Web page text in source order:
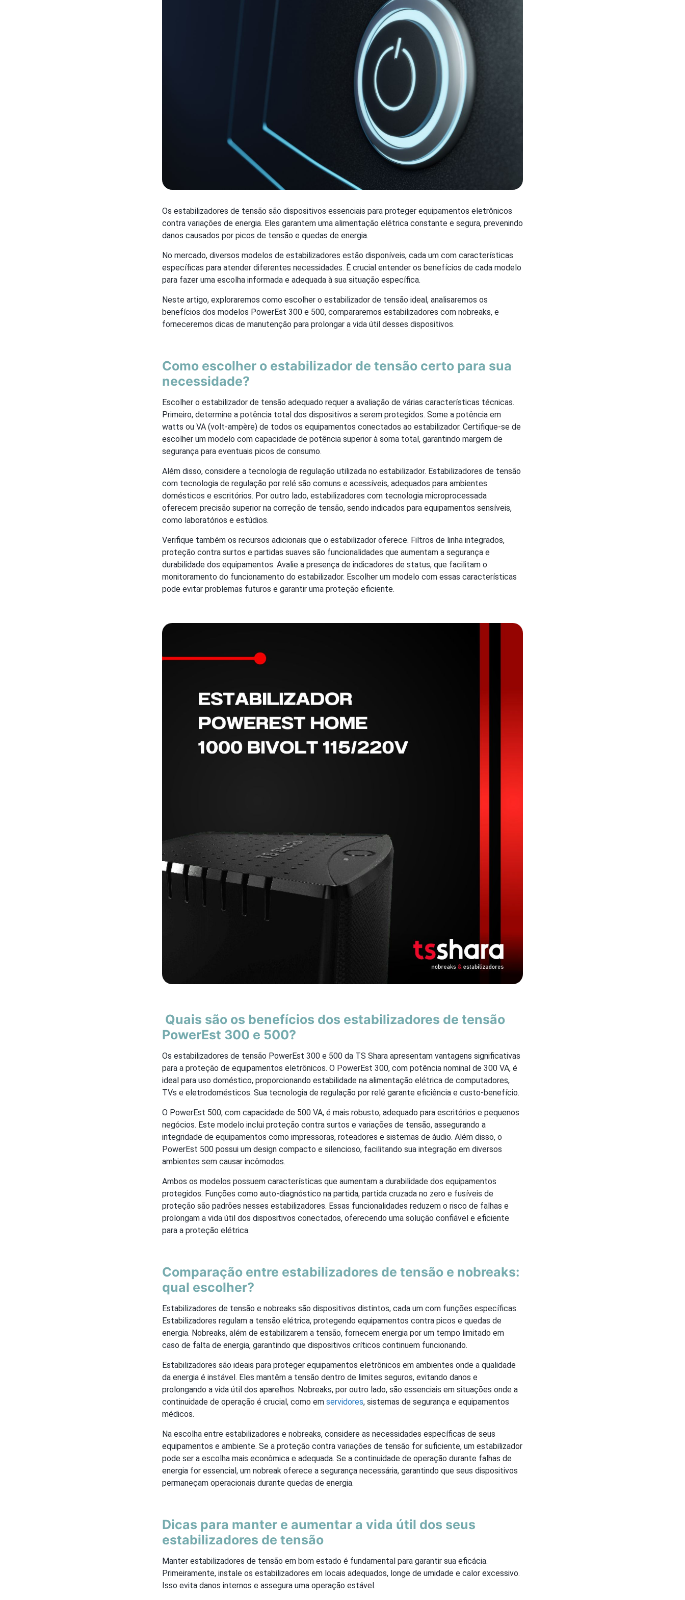
Os estabilizadores de tensão são dispositivos essenciais para proteger equipamentos eletrônicos
contra variações de energia. Eles garantem uma alimentação elétrica constante e segura, prevenindo
danos causados por picos de tensão e quedas de energia.
No mercado, diversos modelos de estabilizadores estão disponíveis, cada um com características
específicas para atender diferentes necessidades. É crucial entender os benefícios de cada modelo
para fazer uma escolha informada e adequada à sua situação específica.
Neste artigo, exploraremos como escolher o estabilizador de tensão ideal, analisaremos os
benefícios dos modelos PowerEst 300 e 500, compararemos estabilizadores com nobreaks, e
forneceremos dicas de manutenção para prolongar a vida útil desses dispositivos.
Como escolher o estabilizador de tensão certo para sua
necessidade?
Escolher o estabilizador de tensão adequado requer a avaliação de várias características técnicas.
Primeiro, determine a potência total dos dispositivos a serem protegidos. Some a potência em
watts ou VA (volt-ampère) de todos os equipamentos conectados ao estabilizador. Certifique-se de
escolher um modelo com capacidade de potência superior à soma total, garantindo margem de
segurança para eventuais picos de consumo.
Além disso, considere a tecnologia de regulação utilizada no estabilizador. Estabilizadores de tensão
com tecnologia de regulação por relé são comuns e acessíveis, adequados para ambientes
domésticos e escritórios. Por outro lado, estabilizadores com tecnologia microprocessada
oferecem precisão superior na correção de tensão, sendo indicados para equipamentos sensíveis,
como laboratórios e estúdios.
Verifique também os recursos adicionais que o estabilizador oferece. Filtros de linha integrados,
proteção contra surtos e partidas suaves são funcionalidades que aumentam a segurança e
durabilidade dos equipamentos. Avalie a presença de indicadores de status, que facilitam o
monitoramento do funcionamento do estabilizador. Escolher um modelo com essas características
pode evitar problemas futuros e garantir uma proteção eficiente.
Quais são os benefícios dos estabilizadores de tensão
PowerEst 300 e 500?
Os estabilizadores de tensão PowerEst 300 e 500 da TS Shara apresentam vantagens significativas
para a proteção de equipamentos eletrônicos. O PowerEst 300, com potência nominal de 300 VA, é
ideal para uso doméstico, proporcionando estabilidade na alimentação elétrica de computadores,
TVs e eletrodomésticos. Sua tecnologia de regulação por relé garante eficiência e custo-benefício.
O PowerEst 500, com capacidade de 500 VA, é mais robusto, adequado para escritórios e pequenos
negócios. Este modelo inclui proteção contra surtos e variações de tensão, assegurando a
integridade de equipamentos como impressoras, roteadores e sistemas de áudio. Além disso, o
PowerEst 500 possui um design compacto e silencioso, facilitando sua integração em diversos
ambientes sem causar incômodos.
Ambos os modelos possuem características que aumentam a durabilidade dos equipamentos
protegidos. Funções como auto-diagnóstico na partida, partida cruzada no zero e fusíveis de
proteção são padrões nesses estabilizadores. Essas funcionalidades reduzem o risco de falhas e
prolongam a vida útil dos dispositivos conectados, oferecendo uma solução confiável e eficiente
para a proteção elétrica.
Comparação entre estabilizadores de tensão e nobreaks:
qual escolher?
Estabilizadores de tensão e nobreaks são dispositivos distintos, cada um com funções específicas.
Estabilizadores regulam a tensão elétrica, protegendo equipamentos contra picos e quedas de
energia. Nobreaks, além de estabilizarem a tensão, fornecem energia por um tempo limitado em
caso de falta de energia, garantindo que dispositivos críticos continuem funcionando.
Estabilizadores são ideais para proteger equipamentos eletrônicos em ambientes onde a qualidade
da energia é instável. Eles mantêm a tensão dentro de limites seguros, evitando danos e
prolongando a vida útil dos aparelhos. Nobreaks, por outro lado, são essenciais em situações onde a
continuidade de operação é crucial, como em servidores, sistemas de segurança e equipamentos
médicos.
Na escolha entre estabilizadores e nobreaks, considere as necessidades específicas de seus
equipamentos e ambiente. Se a proteção contra variações de tensão for suficiente, um estabilizador
pode ser a escolha mais econômica e adequada. Se a continuidade de operação durante falhas de
energia for essencial, um nobreak oferece a segurança necessária, garantindo que seus dispositivos
permaneçam operacionais durante quedas de energia.
Dicas para manter e aumentar a vida útil dos seus
estabilizadores de tensão
Manter estabilizadores de tensão em bom estado é fundamental para garantir sua eficácia.
Primeiramente, instale os estabilizadores em locais adequados, longe de umidade e calor excessivo.
Isso evita danos internos e assegura uma operação estável.